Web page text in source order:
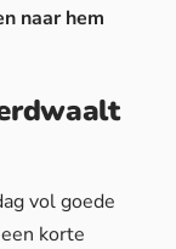
naar hem
vol goede
korte